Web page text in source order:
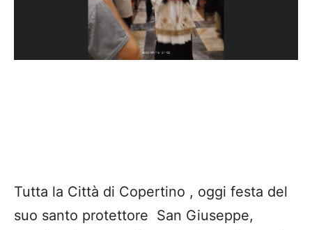
Tutta la Città di Copertino , oggi festa del
suo santo protettore San Giuseppe,